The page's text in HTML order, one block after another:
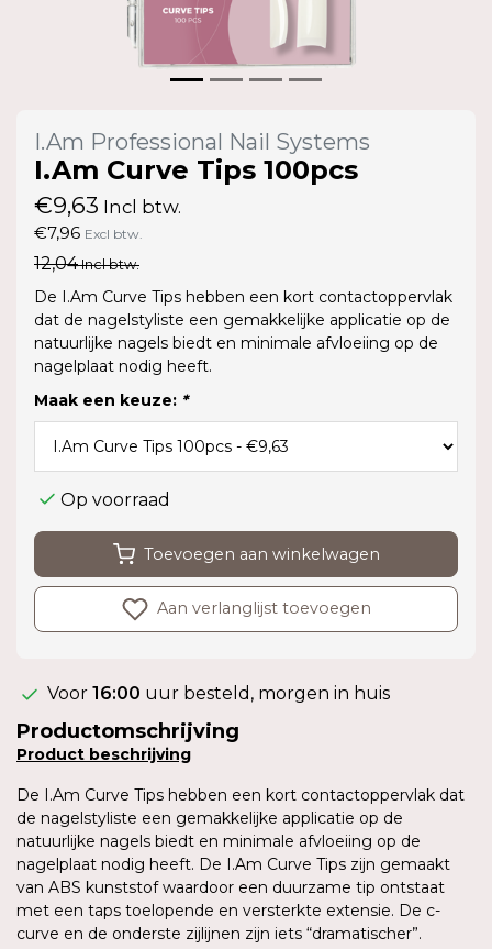
I.Am Professional Nail Systems
I.Am Curve Tips 100pcs
€9,63 Incl btw.
€7,96 Excl btw.
12,04Incl btw.
De I.Am Curve Tips hebben een kort contactoppervlak
dat de nagelstyliste een gemakkelijke applicatie op de
natuurlijke nagels biedt en minimale afvloeiing op de
nagelplaat nodig heeft.
Maak een keuze: *
Op voorraad
Toevoegen aan winkelwagen
Aan verlanglijst toevoegen
Voor 16:00 uur besteld, morgen in huis
Productomschrijving
Product beschrijving
De I.Am Curve Tips hebben een kort contactoppervlak dat
de nagelstyliste een gemakkelijke applicatie op de
natuurlijke nagels biedt en minimale afvloeiing op de
nagelplaat nodig heeft. De I.Am Curve Tips zijn gemaakt
van ABS kunststof waardoor een duurzame tip ontstaat
met een taps toelopende en versterkte extensie. De c-
curve en de onderste zijlijnen zijn iets “dramatischer”.